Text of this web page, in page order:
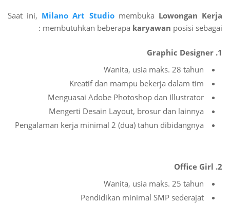
Saat ini, Milano Art Studiomembuka Lowongan Kerja
membutuhkan beberapa karyawan posisi sebagai :
1. Graphic Designer
Wanita, usia maks. 28 tahun
Kreatif dan mampu bekerja dalam tim
Menguasai Adobe Photoshop dan Illustrator
Mengerti Desain Layout, brosur dan lainnya
Pengalaman kerja minimal 2 (dua) tahun dibidangnya
2. Office Girl
Wanita, usia maks. 25 tahun
Pendidikan minimal SMP sederajat